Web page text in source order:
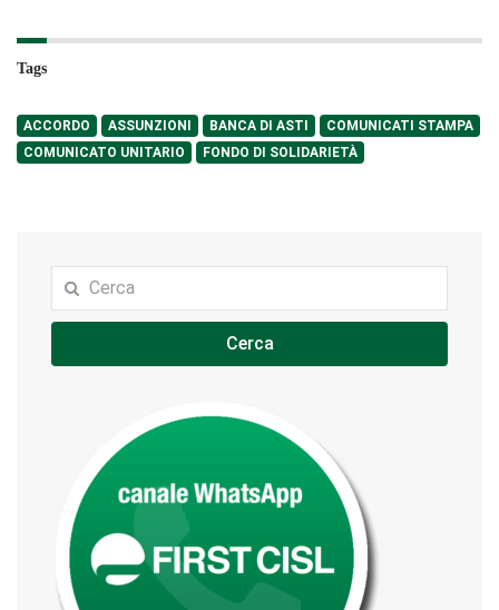
Tags
ACCORDO ASSUNZIONI BANCA DI ASTI
COMUNICATI STAMPA
COMUNICATO UNITARIO
FONDO DI SOLIDARIETÀ
Cerca